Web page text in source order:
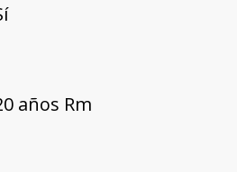
años Rm